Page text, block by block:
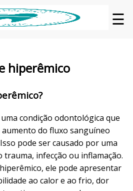
☰
hiperêmico
condição odontológica que
do fluxo sanguíneo
pode ser causado por uma
trauma, infecção ou inflamação.
ele pode apresentar
ao calor e ao frio, dor